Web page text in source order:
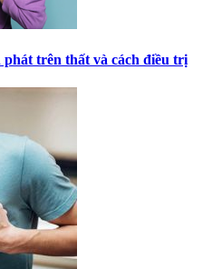
trên thất và cách điều trị